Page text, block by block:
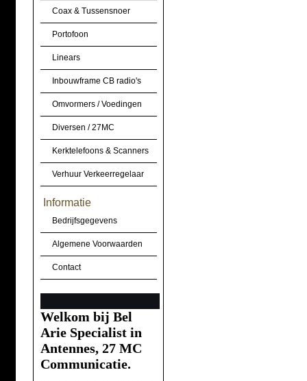
Coax & Tussensnoer
Portofoon
Linears
Inbouwframe CB radio's
Omvormers / Voedingen
Diversen / 27MC
Kerktelefoons & Scanners
Verhuur Verkeerregelaar
Informatie
Bedrijfsgegevens
Algemene Voorwaarden
Contact
Welkom bij Bel
Arie Specialist in
Antennes, 27 MC
Communicatie.